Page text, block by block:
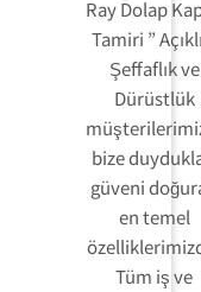
Ray Dolap
Tamiri ”
Şeffaflık ve
Dürüstlük
bize
güveni
en temel
Tüm iş ve